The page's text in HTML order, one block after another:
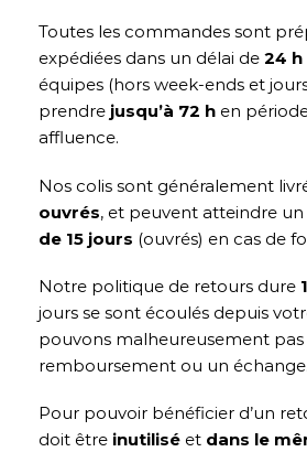
Toutes les commandes sont
expédiées dans un délai de 24 h
équipes (hors week-ends et
prendre jusqu’à 72 h en
affluence.
Nos colis sont généralement
ouvrés, et peuvent atteindre un
de 15 jours (ouvrés) en cas de
Notre politique de retours dure
jours se sont écoulés depuis
pouvons malheureusement
remboursement ou un échange.
Pour pouvoir bénéficier d’un
doit être inutilisé et dans le